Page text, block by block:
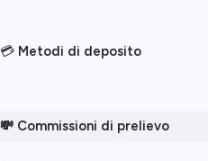
💳 Metodi di deposito
💸 Commissioni di prelievo